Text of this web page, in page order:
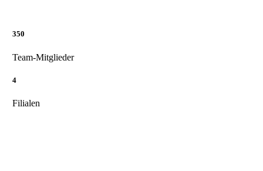
350
Team-Mitglieder
4
Filialen